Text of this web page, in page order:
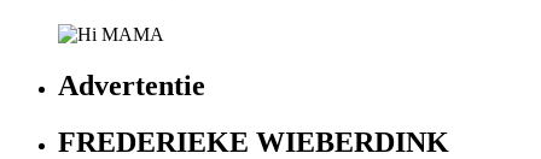
Advertentie
FREDERIEKE WIEBERDINK